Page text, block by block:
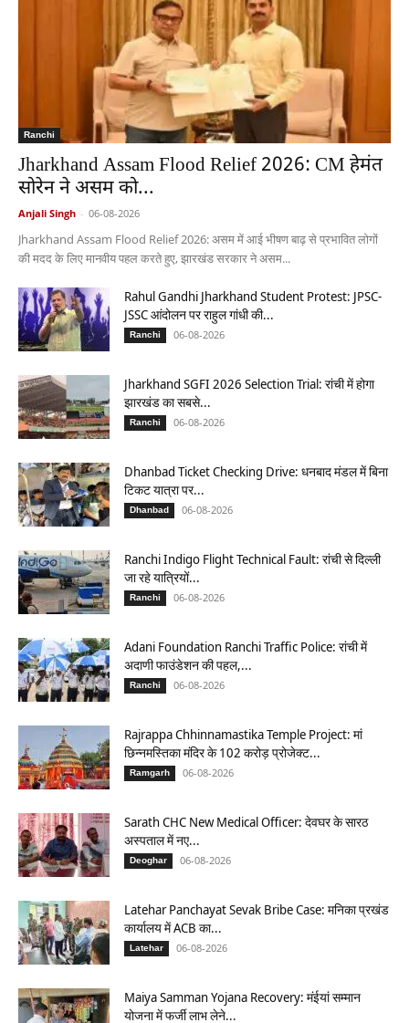
Ranchi
Jharkhand Assam Flood Relief 2026: CM हेमंत
सोरेन ने असम को...
Anjali Singh - 06-08-2026
Jharkhand Assam Flood Relief 2026: असम में आई भीषण बाढ़ से प्रभावित लोगों
की मदद के लिए मानवीय पहल करते हुए, झारखंड सरकार ने असम...
Rahul Gandhi Jharkhand Student Protest: JPSC-
JSSC आंदोलन पर राहुल गांधी की...
Ranchi 06-08-2026
Jharkhand SGFI 2026 Selection Trial: रांची में होगा
झारखंड का सबसे...
Ranchi 06-08-2026
Dhanbad Ticket Checking Drive: धनबाद मंडल में बिना
टिकट यात्रा पर...
Dhanbad 06-08-2026
Ranchi Indigo Flight Technical Fault: रांची से दिल्ली
जा रहे यात्रियों...
Ranchi 06-08-2026
Adani Foundation Ranchi Traffic Police: रांची में
अदाणी फाउंडेशन की पहल,...
Ranchi 06-08-2026
Rajrappa Chhinnamastika Temple Project: मां
छिन्नमस्तिका मंदिर के 102 करोड़ प्रोजेक्ट...
Ramgarh 06-08-2026
Sarath CHC New Medical Officer: देवघर के सारठ
अस्पताल में नए...
Deoghar 06-08-2026
Latehar Panchayat Sevak Bribe Case: मनिका प्रखंड
कार्यालय में ACB का...
Latehar 06-08-2026
Maiya Samman Yojana Recovery: मंईयां सम्मान
योजना में फर्जी लाभ लेने...